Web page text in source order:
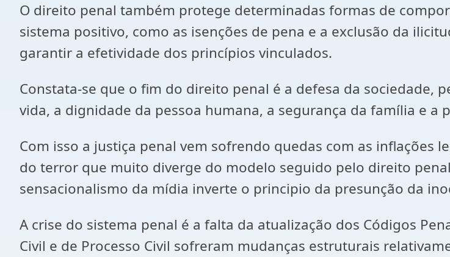
O direito penal também protege determinadas formas de
sistema positivo, como as isenções de pena e a exclusão da
garantir a efetividade dos princípios vinculados.
Constata-se que o fim do direito penal é a defesa da sociedade,
vida, a dignidade da pessoa humana, a segurança da família e a
Com isso a justiça penal vem sofrendo quedas com as inflações
do terror que muito diverge do modelo seguido pelo direito
sensacionalismo da mídia inverte o principio da presunção da
A crise do sistema penal é a falta da atualização dos Códigos
Civil e de Processo Civil sofreram mudanças estruturais